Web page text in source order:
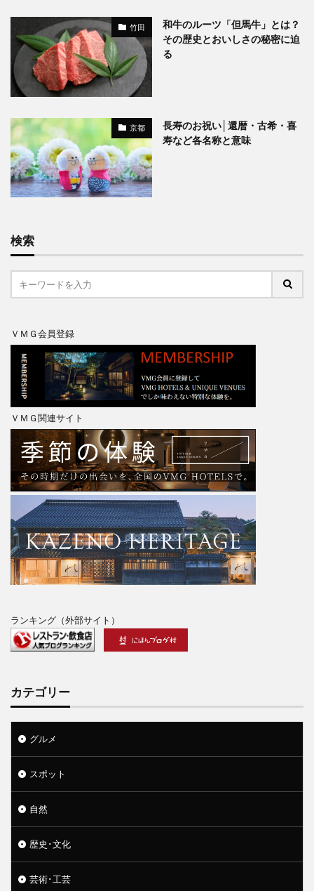
竹田
和牛のルーツ「但馬牛」とは？
その歴史とおいしさの秘密に迫
る
京都
長寿のお祝い│還暦・古希・喜
寿など各名称と意味
検索
ＶＭＧ会員登録
ＶＭＧ関連サイト
ランキング（外部サイト）
カテゴリー
グルメ
スポット
自然
歴史･文化
芸術･工芸